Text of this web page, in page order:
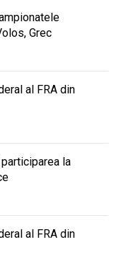
Grec
al FRA din
la
al FRA din